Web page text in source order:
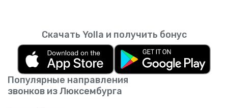
Популярные направления
звонков из Люксембурга
Скачать Yolla и получить бонус